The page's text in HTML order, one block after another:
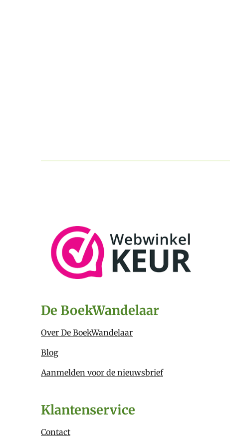
De BoekWandelaar
Over De BoekWandelaar
Blog
Aanmelden voor de nieuwsbrief
Klantenservice
Contact